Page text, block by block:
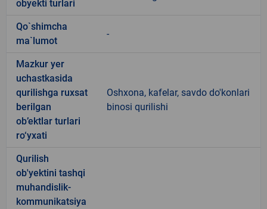
obyekti turlari
Qo`shimcha
ma`lumot
-
Mazkur yer
uchastkasida
qurilishga ruxsat
berilgan
ob’ektlar turlari
ro‘yxati
Oshxona, kafelar, savdo do'konlari
binosi qurilishi
Qurilish
ob'yektini tashqi
muhandislik-
kommunikatsiya